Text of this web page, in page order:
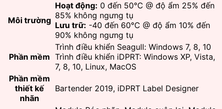
Môi trường
Hoạt động: 0 đến 50°C @ độ ẩm 25% đến
85% không ngưng tụ
Lưu trữ: -40 đến 60°C @ độ ẩm 10% đến
90% không ngưng tụ
Phần mềm
Trình điều khiển Seagull: Windows 7, 8, 10
Trình điều khiển iDPRT: Windows XP, Vista,
7, 8, 10, Linux, MacOS
Phần mềm
thiết kế
nhãn
Bartender 2019, iDPRT Label Designer